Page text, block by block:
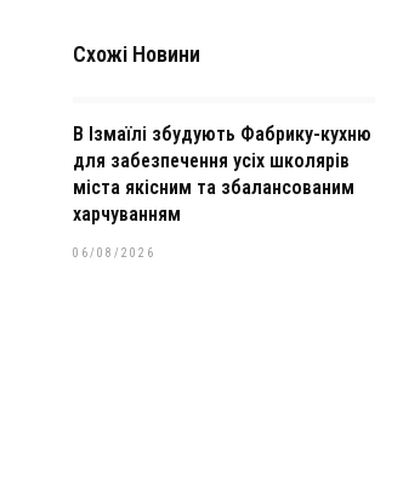
Схожі Новини
В Ізмаїлі збудують Фабрику-кухню
для забезпечення усіх школярів
міста якісним та збалансованим
харчуванням
06/08/2026